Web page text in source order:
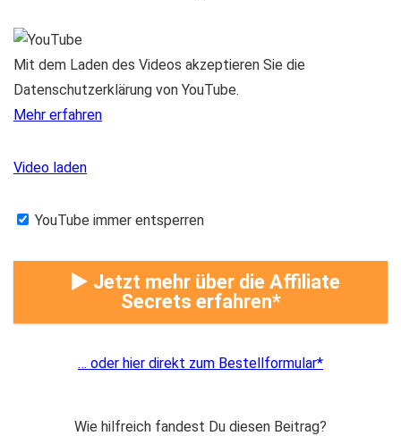
Mit dem Laden des Videos akzeptieren Sie die
Datenschutzerklärung von YouTube.
Mehr erfahren
Video laden
YouTube immer entsperren
► Jetzt mehr über die Affiliate
Secrets erfahren
… oder hier direkt zum Bestellformular
Wie hilfreich fandest Du diesen Beitrag?